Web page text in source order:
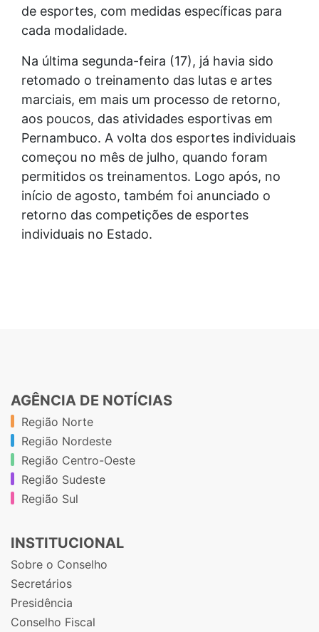
de esportes, com medidas específicas para
cada modalidade.
Na última segunda-feira (17), já havia sido
retomado o treinamento das lutas e artes
marciais, em mais um processo de retorno,
aos poucos, das atividades esportivas em
Pernambuco. A volta dos esportes individuais
começou no mês de julho, quando foram
permitidos os treinamentos. Logo após, no
início de agosto, também foi anunciado o
retorno das competições de esportes
individuais no Estado.
AGÊNCIA DE NOTÍCIAS
Região Norte
Região Nordeste
Região Centro-Oeste
Região Sudeste
Região Sul
INSTITUCIONAL
Sobre o Conselho
Secretários
Presidência
Conselho Fiscal